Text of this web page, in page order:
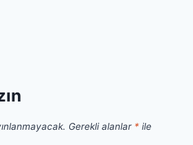
Gerekli alanlar * ile